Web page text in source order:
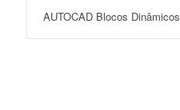
AUTOCAD Blocos Dinâmicos